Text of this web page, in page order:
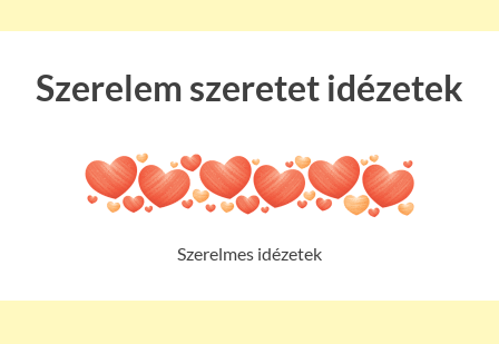
Szerelem szeretet idézetek
Szerelmes idézetek